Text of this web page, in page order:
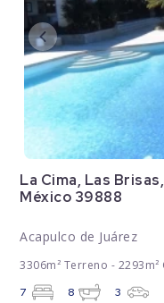
La Cima, Las
México 39888
Acapulco de Juárez
3306m² Terreno -
7 8 3